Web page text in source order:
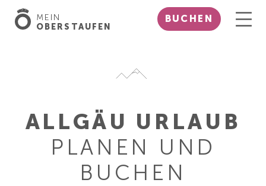
MEIN
OBERSTAUFEN
BUCHEN
ALLGÄU URLAUB
PLANEN UND
BUCHEN